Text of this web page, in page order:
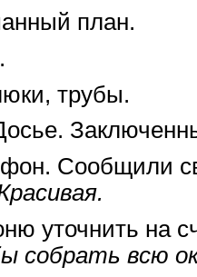
план.
трубы.
Сообщили
уточнить на
собрать всю